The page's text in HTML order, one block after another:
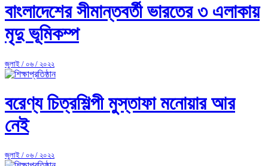
বাংলাদেশের সীমান্তবর্তী ভারতের ৩ এলাকায়
মৃদু ভূমিকম্প
জুলাই / ০৬ / ২০২২
বরেণ্য চিত্রশিল্পী মুস্তাফা মনোয়ার আর
নেই
জুলাই / ০৬ / ২০২২